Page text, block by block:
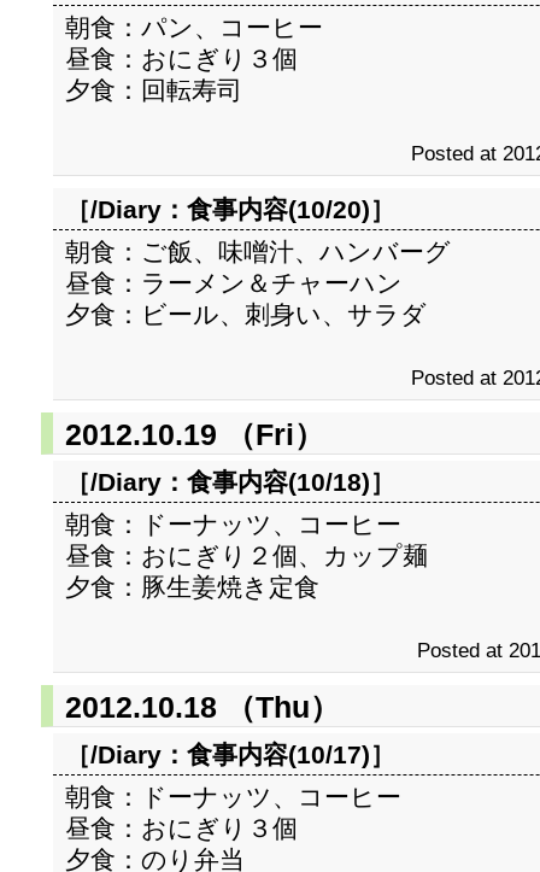
朝食：パン、コーヒー
昼食：おにぎり３個
夕食：回転寿司
Posted at
［/Diary： 食事内容(10/20)］
朝食：ご飯、味噌汁、ハンバーグ
昼食：ラーメン＆チャーハン
夕食：ビール、刺身い、サラダ
Posted at
2012.10.19 （Fri）
［/Diary： 食事内容(10/18)］
朝食：ドーナッツ、コーヒー
昼食：おにぎり２個、カップ麺
夕食：豚生姜焼き定食
Posted at
2012.10.18 （Thu）
［/Diary： 食事内容(10/17)］
朝食：ドーナッツ、コーヒー
昼食：おにぎり３個
夕食：のり弁当